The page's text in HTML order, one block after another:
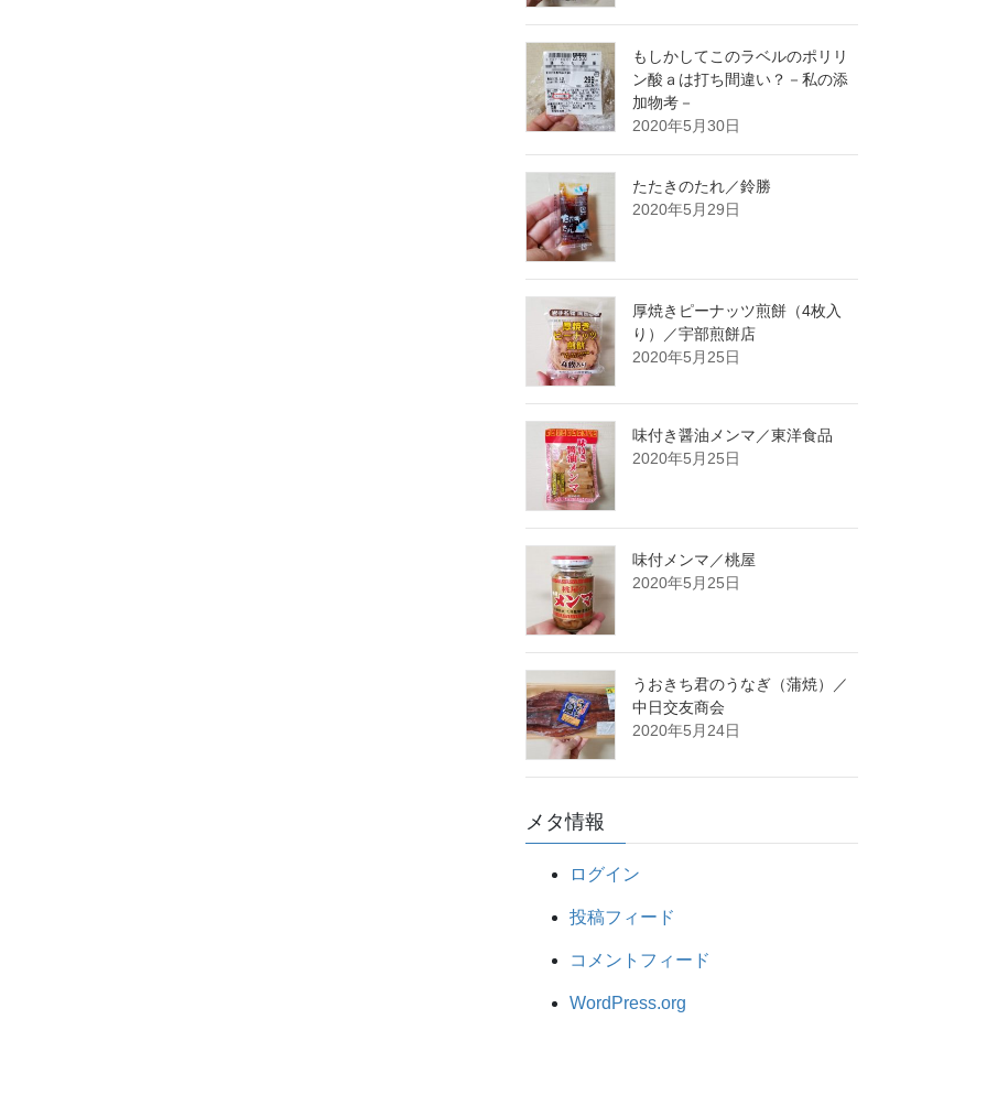
もしかしてこのラベルのポリリ
ン酸ａは打ち間違い？－私の添
加物考－
2020年5月30日
たたきのたれ／鈴勝
2020年5月29日
厚焼きピーナッツ煎餅（4枚入
り）／宇部煎餅店
2020年5月25日
味付き醤油メンマ／東洋食品
2020年5月25日
味付メンマ／桃屋
2020年5月25日
うおきち君のうなぎ（蒲焼）／
中日交友商会
2020年5月24日
メタ情報
ログイン
投稿フィード
コメントフィード
WordPress.org